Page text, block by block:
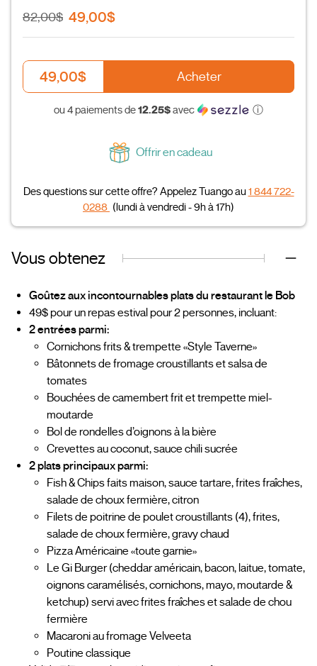
82,00$ 49,00$
49,00$ Acheter
ou 4 paiements de12.25$avec ⓘ
Offrir en cadeau
Des questions sur cette offre? Appelez Tuango au1 844 722-
0288 (lundi à vendredi - 9h à 17h)
Vous obtenez
Goûtez aux incontournables plats du restaurant le Bob
49$ pour un repas estival pour 2 personnes, incluant:
2 entrées parmi:
Cornichons frits & trempette «Style Taverne»
Bâtonnets de fromage croustillants et salsa de
tomates
Bouchées de camembert frit et trempette miel-
moutarde
Bol de rondelles d’oignons à la bière
Crevettes au coconut, sauce chili sucrée
2 plats principaux parmi:
Fish & Chips faits maison, sauce tartare, frites fraîches,
salade de choux fermière, citron
Filets de poitrine de poulet croustillants (4), frites,
salade de choux fermière, gravy chaud
Pizza Américaine «toute garnie»
Le Gi Burger (cheddar américain, bacon, laitue, tomate,
oignons caramélisés, cornichons, mayo, moutarde &
ketchup) servi avec frites fraîches et salade de chou
fermière
Macaroni au fromage Velveeta
Poutine classique